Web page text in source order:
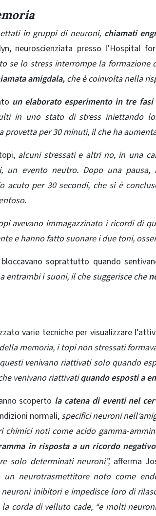
in gruppi di neuroni, chiamati
neuroscienziata presso l’Hospital
se lo stress interrompe la formazione
amigdala, che è coinvolta nella
un elaborato esperimento in tre
in uno stato di stress iniettando
provetta per 30 minuti, il che ha
alcuni stressati e altri no, in una
un evento neutro. Dopo una
acuto per 30 secondi, che si è
avevano immagazzinato i ricordi di
e hanno fatto suonare i due toni,
soprattutto quando
entrambi i suoni, il che suggerisce che
varie tecniche per visualizzare
memoria, i topi non stressati
venivano riattivati ​​solo quando
venivano riattivati quando esposti a
scoperto la catena di eventi nel
normali,specifici neuroni
chimici noti come acido gamma-
in risposta a un ricordo
solo determinati neuroni”,afferma
neurotrasmettitore noto come
inibitori e impedisce loro di
la corda di velluto cade, “e molti